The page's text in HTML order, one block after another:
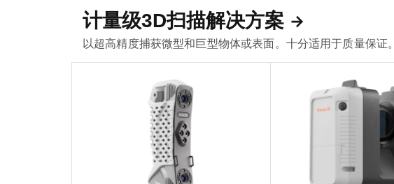
计量级3D扫描解决方案
以超高精度捕获微型和巨型物体或表面。十分适用于质量保证。